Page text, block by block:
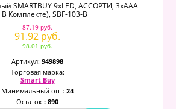
SMARTBUY 9хLED, АССОРТИ, 3хААА
Комплекте), SBF-103-B
87.19 руб.
91.92 руб.
98.01 руб.
Артикул: 949898
Торговая марка:
Smart Buy
Минимальный опт: 24
Остаток : 890